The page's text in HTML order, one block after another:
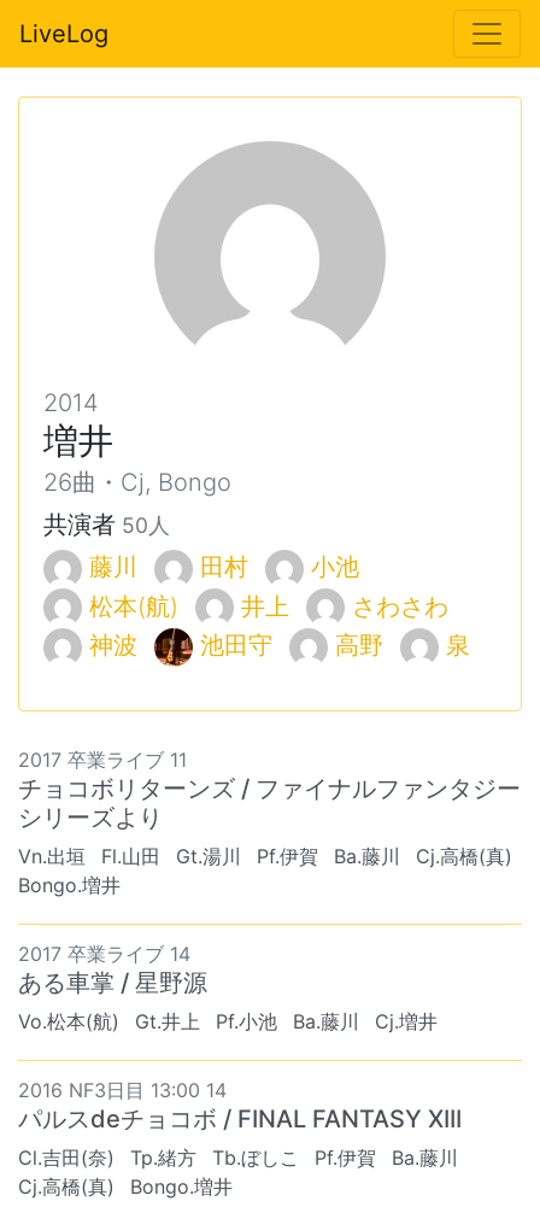
LiveLog
2014
増井
26曲・Cj, Bongo
共演者 50人
藤川 田村
小池
松本(航)
井上
さわさわ
神波
池田守 高野 泉
2017 卒業ライブ 11
チョコボリターンズ / ファイナルファンタジー
シリーズより
Vn.出垣 Fl.山田 Gt.湯川 Pf.伊賀 Ba.藤川
Cj.高橋(真)
Bongo.増井
2017 卒業ライブ 14
ある車掌 / 星野源
Vo.松本(航) Gt.井上 Pf.小池 Ba.藤川 Cj.増井
2016 NF3日目 13:00 14
パルスdeチョコボ / FINAL FANTASY XIII
Cl.吉田(奈) Tp.緒方 Tb.ぼしこ Pf.伊賀
Ba.藤川
Cj.高橋(真)
Bongo.増井